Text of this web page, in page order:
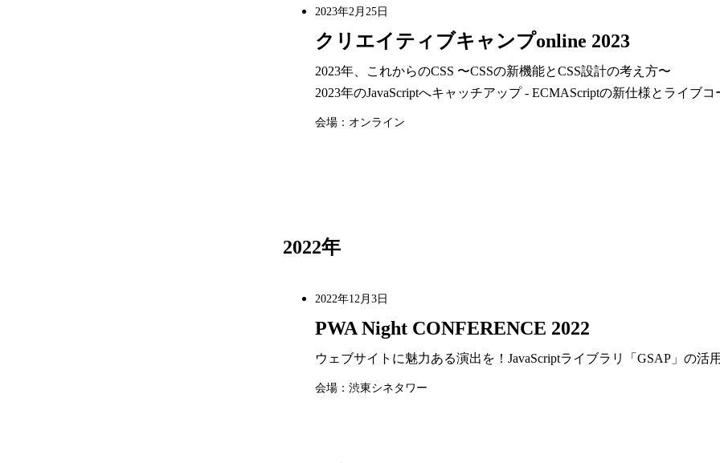
2023年2月25日
クリエイティブキャンプonline 2023
2023年、これからのCSS 〜CSSの新機能とCSS設計の考え方〜
2023年のJavaScriptへキャッチアップ - ECMAScriptの新仕様とライブ
会場：オンライン
2022年
2022年12月3日
PWA Night CONFERENCE 2022
ウェブサイトに魅力ある演出を！JavaScriptライブラリ「GSAP」の活
会場：渋東シネタワー